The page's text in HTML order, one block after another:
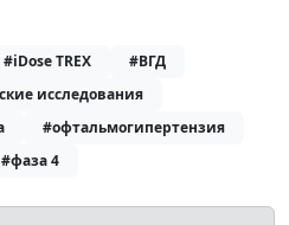
#iDose TREX
#ВГД
исследования
#офтальмогипертензия
#фаза 4